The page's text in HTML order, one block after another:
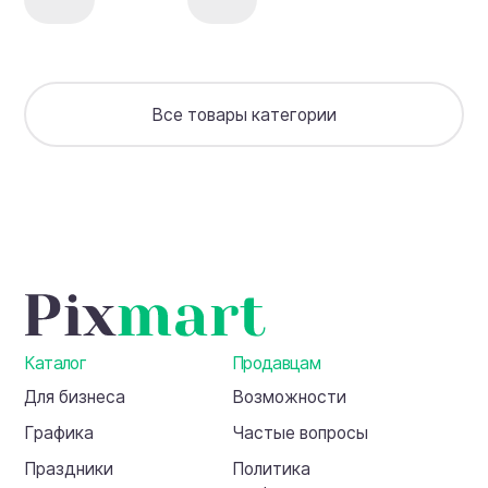
на
Все товары категории
Каталог
Для бизнеса
Графика
Праздники
Продавцам
Возможности
Частые вопросы
Политика